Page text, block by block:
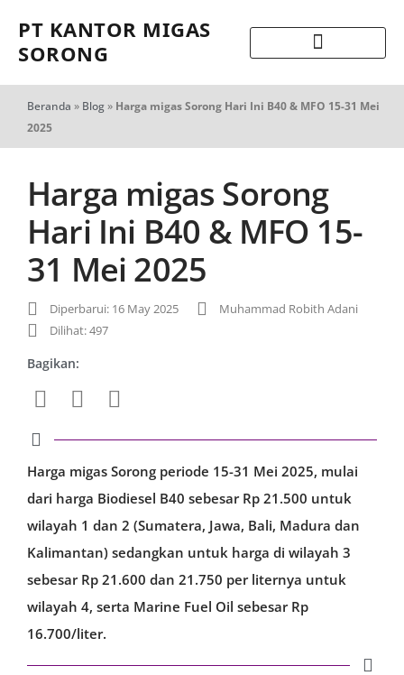
PT KANTOR MIGAS
SORONG
Beranda » Blog» Harga migas Sorong Hari Ini B40 & MFO 15-31 Mei
2025
Harga migas Sorong
Hari Ini B40 & MFO 15-
31 Mei 2025
Diperbarui: 16 May 2025
Muhammad Robith Adani
Dilihat: 497
Bagikan:
Harga migas Sorong periode 15-31 Mei 2025, mulai
dari harga Biodiesel B40 sebesar Rp 21.500 untuk
wilayah 1 dan 2 (Sumatera, Jawa, Bali, Madura dan
Kalimantan) sedangkan untuk harga di wilayah 3
sebesar Rp 21.600 dan 21.750 per liternya untuk
wilayah 4, serta Marine Fuel Oil sebesar Rp
16.700/liter.